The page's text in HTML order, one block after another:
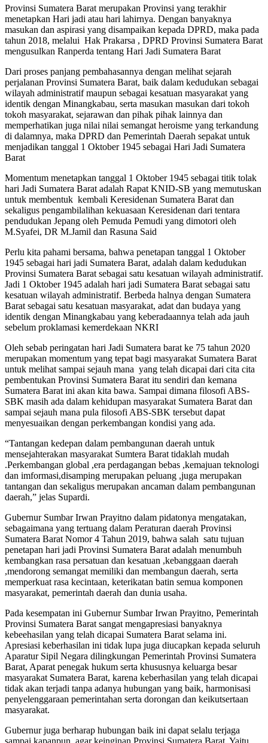
Provinsi Sumatera Barat merupakan Provinsi yang terakhir
menetapkan Hari jadi atau hari lahirnya. Dengan banyaknya
masukan dan aspirasi yang disampaikan kepada DPRD, maka pada
tahun 2018, melalui Hak Prakarsa , DPRD Provinsi Sumatera Barat
mengusulkan Ranperda tentang Hari Jadi Sumatera Barat
Dari proses panjang pembahasannya dengan melihat sejarah
perjalanan Provinsi Sumatera Barat, baik dalam kedudukan sebagai
wilayah administratif maupun sebagai kesatuan masyarakat yang
identik dengan Minangkabau, serta masukan masukan dari tokoh
tokoh masyarakat, sejarawan dan pihak pihak lainnya dan
memperhatikan juga nilai nilai semangat heroisme yang terkandung
di dalamnya, maka DPRD dan Pemerintah Daerah sepakat untuk
menjadikan tanggal 1 Oktober 1945 sebagai Hari Jadi Sumatera
Barat
Momentum menetapkan tanggal 1 Oktober 1945 sebagai titik tolak
hari Jadi Sumatera Barat adalah Rapat KNID-SB yang memutuskan
untuk membentuk kembali Keresidenan Sumatera Barat dan
sekaligus pengambilalihan kekuasaan Keresidenan dari tentara
pendudukan Jepang oleh Pemuda Pemudi yang dimotori oleh
M.Syafei, DR M.Jamil dan Rasuna Said
Perlu kita pahami bersama, bahwa penetapan tanggal 1 Oktober
1945 sebagai hari jadi Sumatera Barat, adalah dalam kedudukan
Provinsi Sumatera Barat sebagai satu kesatuan wilayah administratif.
Jadi 1 Oktober 1945 adalah hari jadi Sumatera Barat sebagai satu
kesatuan wilayah administratif. Berbeda halnya dengan Sumatera
Barat sebagai satu kesatuan masyarakat, adat dan budaya yang
identik dengan Minangkabau yang keberadaannya telah ada jauh
sebelum proklamasi kemerdekaan NKRI
Oleh sebab peringatan hari Jadi Sumatera barat ke 75 tahun 2020
merupakan momentum yang tepat bagi masyarakat Sumatera Barat
untuk melihat sampai sejauh mana yang telah dicapai dari cita cita
pembentukan Provinsi Sumatera Barat itu sendiri dan kemana
Sumatera Barat ini akan kita bawa. Sampai dimana filosofi ABS-
SBK masih ada dalam kehidupan masyarakat Sumatera Barat dan
sampai sejauh mana pula filosofi ABS-SBK tersebut dapat
menyesuaikan dengan perkembangan kondisi yang ada.
“Tantangan kedepan dalam pembangunan daerah untuk
mensejahterakan masyarakat Sumtera Barat tidaklah mudah
.Perkembangan global ,era perdagangan bebas ,kemajuan teknologi
dan imformasi,disamping merupakan peluang ,juga merupakan
tantangan dan sekaligus merupakan ancaman dalam pembangunan
daerah,” jelas Supardi.
Gubernur Sumbar Irwan Prayitno dalam pidatonya mengatakan,
sebagaimana yang tertuang dalam Peraturan daerah Provinsi
Sumatera Barat Nomor 4 Tahun 2019, bahwa salah satu tujuan
penetapan hari jadi Provinsi Sumatera Barat adalah menumbuh
kembangkan rasa persatuan dan kesatuan ,kebanggaan daerah
,mendorong semangat memiliki dan membangun daerah, serta
memperkuat rasa kecintaan, keterikatan batin semua komponen
masyarakat, pemerintah daerah dan dunia usaha.
Pada kesempatan ini Gubernur Sumbar Irwan Prayitno, Pemerintah
Provinsi Sumatera Barat sangat mengapresiasi banyaknya
kebeehasilan yang telah dicapai Sumatera Barat selama ini.
Apresiasi keberhasilan ini tidak lupa juga diucapkan kepada seluruh
Aparatur Sipil Negara dilingkungan Pemerintah Provinsi Sumatera
Barat, Aparat penegak hukum serta khususnya keluarga besar
masyarakat Sumatera Barat, karena keberhasilan yang telah dicapai
tidak akan terjadi tanpa adanya hubungan yang baik, harmonisasi
penyelenggaraan pemerintahan serta dorongan dan keikutsertaan
masyarakat.
Gubernur juga berharap hubungan baik ini dapat selalu terjaga
sampai kapanpun, agar keinginan Provinsi Sumatera Barat. Yaitu